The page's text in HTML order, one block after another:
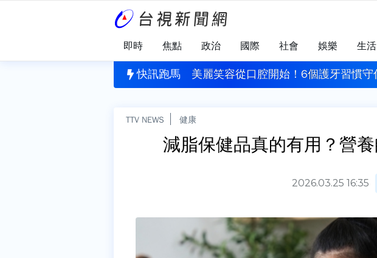
即時 焦點 政治 國際 社會 娛樂 生活
快訊跑馬
市！喜來登附近施工圍籬倒塌 路過女子遭壓傷美麗笑容從口腔開始！6個護牙習慣
TTV NEWS 健康
減脂保健品真的有用？營
2026.03.25 16:35